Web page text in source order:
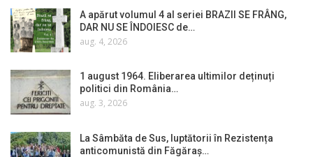
A apărut volumul 4 al seriei BRAZII SE FRÂNG,
DAR NU SE ÎNDOIESC de…
aug. 4, 2026
1 august 1964. Eliberarea ultimilor deținuți
politici din România…
aug. 3, 2026
La Sâmbăta de Sus, luptătorii în Rezistența
anticomunistă din Făgăraș…